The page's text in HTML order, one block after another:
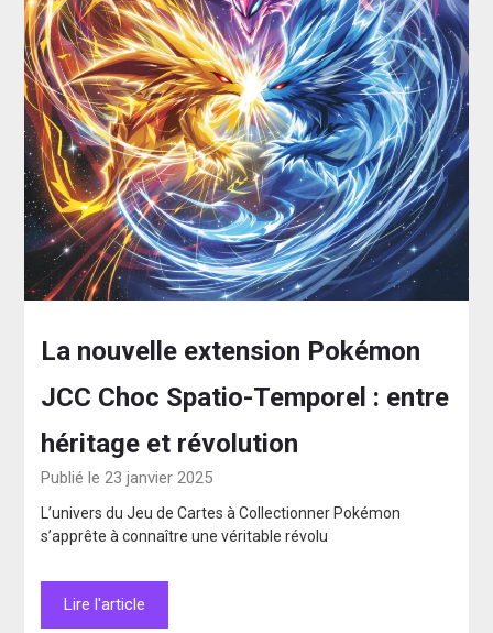
La nouvelle extension Pokémon
JCC Choc Spatio-Temporel : entre
héritage et révolution
Publié le 23 janvier 2025
L’univers du Jeu de Cartes à Collectionner Pokémon
s’apprête à connaître une véritable révolu
Lire l'article